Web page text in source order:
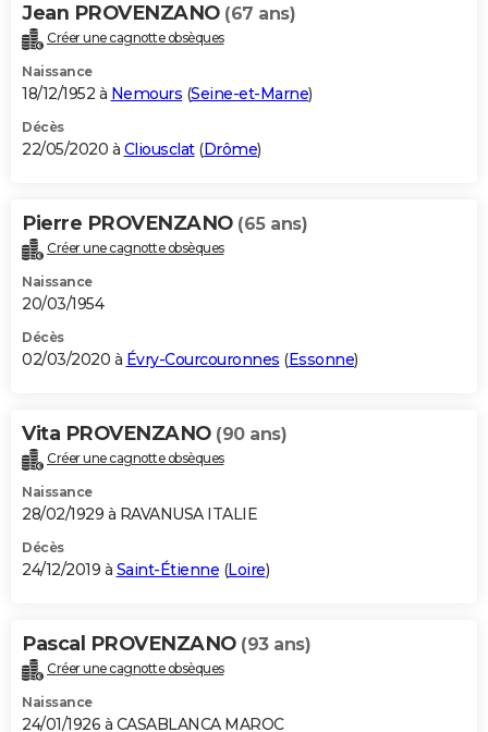
Jean PROVENZANO (67 ans)
Créer une cagnotte obsèques
Naissance
18/12/1952 à Nemours (Seine-et-Marne)
Décès
22/05/2020 à Cliousclat(Drôme)
Pierre PROVENZANO (65 ans)
Créer une cagnotte obsèques
Naissance
20/03/1954
Décès
02/03/2020 à Évry-Courcouronnes (Essonne)
Vita PROVENZANO (90 ans)
Créer une cagnotte obsèques
Naissance
28/02/1929 à RAVANUSA ITALIE
Décès
24/12/2019 à Saint-Étienne (Loire)
Pascal PROVENZANO (93 ans)
Créer une cagnotte obsèques
Naissance
24/01/1926 à CASABLANCA MAROC